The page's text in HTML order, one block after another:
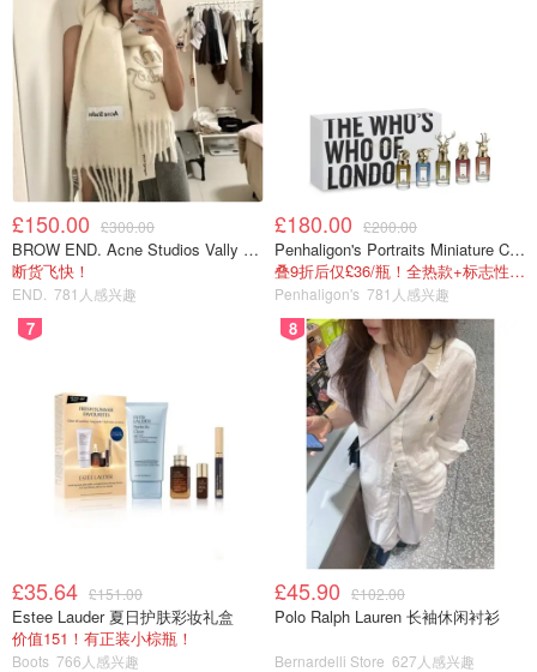
£150.00 £300.00
BROW END. Acne Studios Vally 刺绣围巾 白色
断货飞快！
END. 781人感兴趣
£180.00 £200.00
Penhaligon's Portraits Miniature Collection 香氛套装 5瓶装
叠9折后仅£36/瓶！全热款+标志性兽首头
Penhaligon's 781人感兴趣
7
£35.64 £151.00
Estee Lauder 夏日护肤彩妆礼盒
价值151！有正装小棕瓶！
Boots 766人感兴趣
8
£45.90 £102.00
Polo Ralph Lauren 长袖休闲衬衫
Bernardelli Store 627人感兴趣